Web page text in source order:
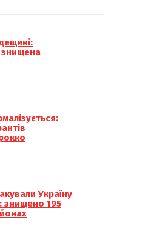
Україну
знищено 195